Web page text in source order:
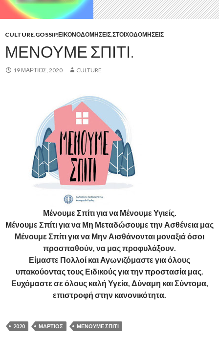
CULTURE,GOSSIP,ΕΙΚΟΝΟΔΟΜΉΣΕΙΣ,ΣΤΟΙΧΟΔΟΜΉΣΕΙΣ
ΜΕΝΟΥΜΕ ΣΠΙΤΙ.
19 ΜΆΡΤΙΟΣ, 2020 CULTURE
Μένουμε Σπίτι για να Μένουμε Υγιείς.
Μένουμε Σπίτι για να Μη Μεταδώσουμε την Ασθένεια μας
Μένουμε Σπίτι για να Μην Αισθάνονται μοναξιά όσοι
προσπαθούν, να μας προφυλάξουν.
Είμαστε Πολλοί και Αγωνιζόμαστε για όλους
υπακούοντας τους Ειδικούς για την προστασία μας.
Ευχόμαστε σε όλους καλή Υγεία, Δύναμη και Σύντομα,
επιστροφή στην κανονικότητα.
2020 ΜΆΡΤΙΟΣ ΜΈΝΟΥΜΕ ΣΠΊΤΙ